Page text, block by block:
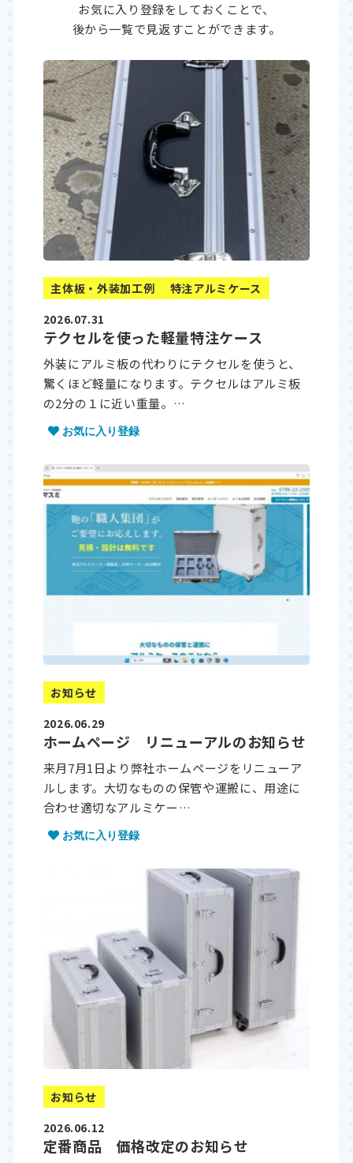
お気に入り登録をしておくことで、
後から一覧で見返すことができます。
主体板・外装加工例
特注アルミケース
2026.07.31
テクセルを使った軽量特注ケース
外装にアルミ板の代わりにテクセルを使うと、
驚くほど軽量になります。テクセルはアルミ板
の2分の１に近い重量。…
お気に入り登録
お知らせ
2026.06.29
ホームページ リニューアルのお知らせ
来月7月1日より弊社ホームページをリニューア
ルします。大切なものの保管や運搬に、用途に
合わせ適切なアルミケー…
お気に入り登録
お知らせ
2026.06.12
定番商品 価格改定のお知らせ